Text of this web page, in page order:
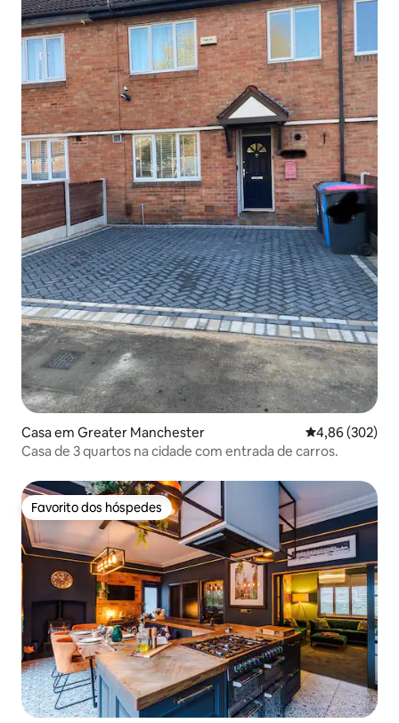
Casa em Greater Manchester Classificação
4,86 (302)
Casa de 3 quartos na cidade com entrada de carros.
Favorito dos hóspedes
Favorito dos hóspedes